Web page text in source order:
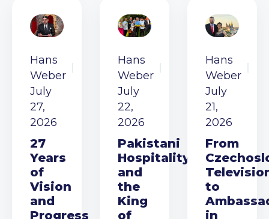
Hans
Weber
July
27,
2026
27
Years
of
Vision
and
Progress
Hans
Weber
July
22,
2026
Pakistani
Hospitality
and
the
King
of
Hans
Weber
July
21,
2026
From
to
in